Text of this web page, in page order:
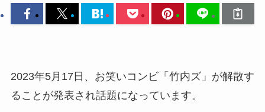
2023年5月17日、お笑いコンビ「竹内ズ」が解散す
ることが発表され話題になっています。